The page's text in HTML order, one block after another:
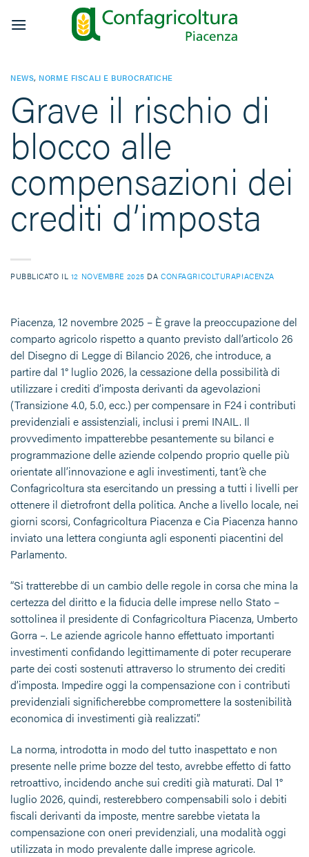
NEWS, NORME FISCALI E BUROCRATICHE
Grave il rischio di
blocco alle
compensazioni dei
crediti d’imposta
PUBBLICATO IL 12 NOVEMBRE 2025 DACONFAGRICOLTURAPIACENZA
Piacenza, 12 novembre 2025 – È grave la preoccupazione del
comparto agricolo rispetto a quanto previsto dall’articolo 26
del Disegno di Legge di Bilancio 2026, che introduce, a
partire dal 1° luglio 2026, la cessazione della possibilità di
utilizzare i crediti d’imposta derivanti da agevolazioni
(Transizione 4.0, 5.0, ecc.) per compensare in F24 i contributi
previdenziali e assistenziali, inclusi i premi INAIL. Il
provvedimento impatterebbe pesantemente su bilanci e
programmazione delle aziende colpendo proprio quelle più
orientate all’innovazione e agli investimenti, tant’è che
Confagricoltura sta esercitando un pressing a tutti i livelli per
ottenere il dietrofront della politica. Anche a livello locale, nei
giorni scorsi, Confagricoltura Piacenza e Cia Piacenza hanno
inviato una lettera congiunta agli esponenti piacentini del
Parlamento.
“Si tratterebbe di un cambio delle regole in corsa che mina la
certezza del diritto e la fiducia delle imprese nello Stato –
sottolinea il presidente di Confagricoltura Piacenza, Umberto
Gorra –. Le aziende agricole hanno effettuato importanti
investimenti confidando legittimamente di poter recuperare
parte dei costi sostenuti attraverso lo strumento dei crediti
d’imposta. Impedire oggi la compensazione con i contributi
previdenziali significherebbe compromettere la sostenibilità
economica di investimenti già realizzati”.
La norma, introdotta in modo del tutto inaspettato e non
presente nelle prime bozze del testo, avrebbe effetto di fatto
retroattivo, incidendo anche sui crediti già maturati. Dal 1°
luglio 2026, quindi, resterebbero compensabili solo i debiti
fiscali derivanti da imposte, mentre sarebbe vietata la
compensazione con oneri previdenziali, una modalità oggi
utilizzata in modo prevalente dalle imprese agricole.